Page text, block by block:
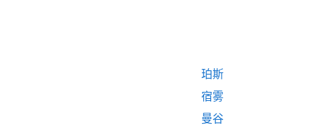
珀斯
宿雾
曼谷